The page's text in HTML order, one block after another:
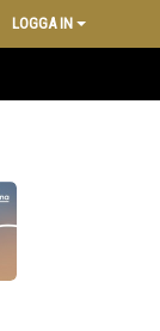
LOGGA IN